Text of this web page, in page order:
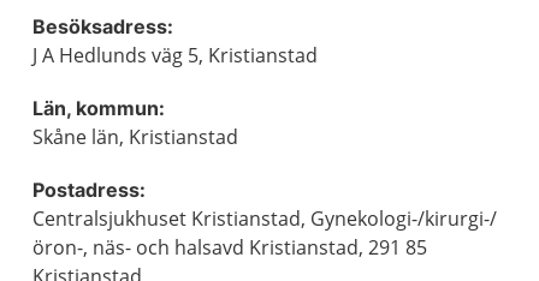
Besöksadress:
J A Hedlunds väg 5, Kristianstad
Län, kommun:
Skåne län, Kristianstad
Postadress:
Centralsjukhuset Kristianstad, Gynekologi-/kirurgi-/
öron-, näs- och halsavd Kristianstad, 291 85